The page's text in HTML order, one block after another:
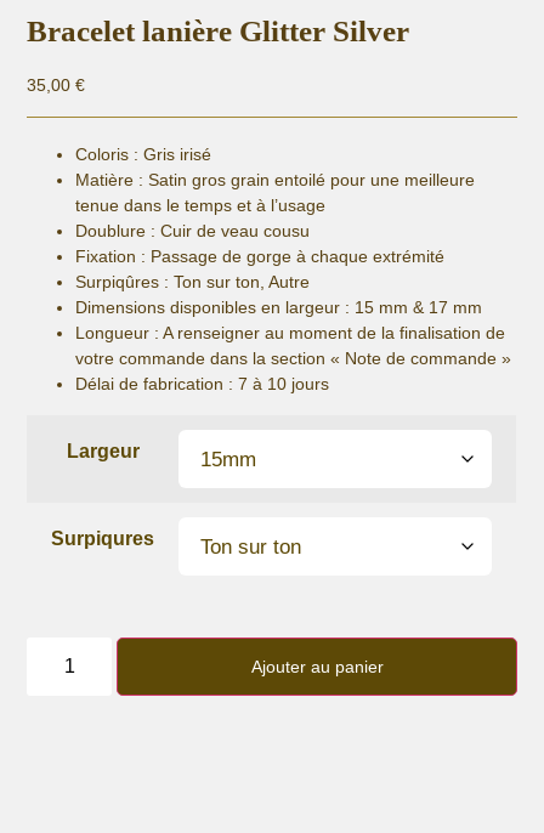
Bracelet lanière Glitter Silver
35,00€
Coloris : Gris irisé
Matière : Satin gros grain entoilé pour une meilleure
tenue dans le temps et à l’usage
Doublure : Cuir de veau cousu
Fixation : Passage de gorge à chaque extrémité
Surpiqûres : Ton sur ton, Autre
Dimensions disponibles en largeur : 15 mm & 17 mm
Longueur : A renseigner au moment de la finalisation de
votre commande dans la section « Note de commande »
Délai de fabrication : 7 à 10 jours
Largeur
Surpiqures
Bracelet
Ajouter au panier